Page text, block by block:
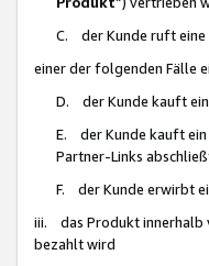
C. der Kunde ruft eine
einer der folgenden Fälle
D. der Kunde kauft
E. der Kunde kauft ein
Partner-Links
F. der Kunde erwirbt
iii. das Produkt innerhalb
bezahlt wird